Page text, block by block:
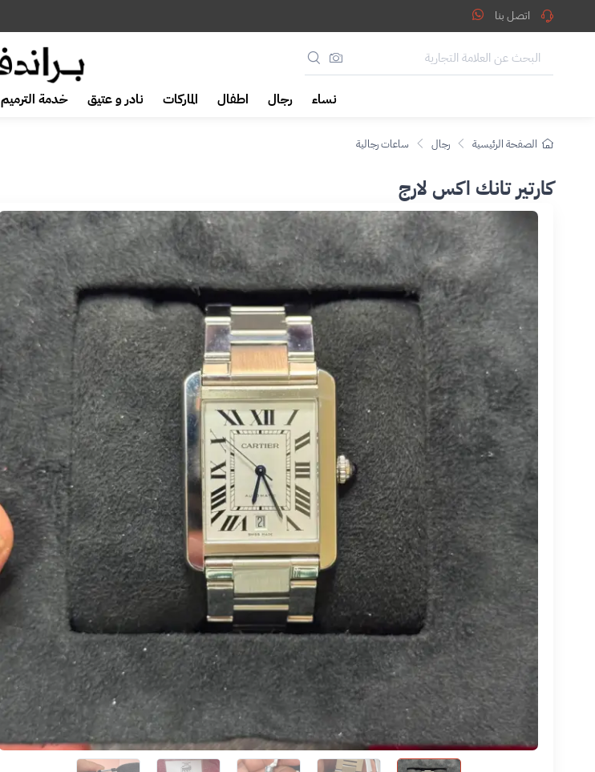
اتصل بنا
نساء رجال اطفال الماركات نادر و عتيق خدمة الترميم
الصفحة الرئيسية رجال ساعات رجالية
كارتير تانك اكس لارج